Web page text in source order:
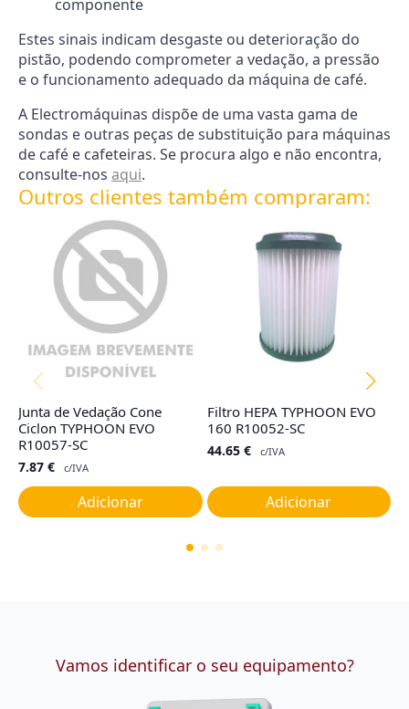
componente
Estes sinais indicam desgaste ou deterioração do
pistão, podendo comprometer a vedação, a pressão
e o funcionamento adequado da máquina de café.
A Electromáquinas dispõe de uma vasta gama de
sondas e outras peças de substituição para máquinas
de café e cafeteiras. Se procura algo e não encontra,
consulte-nos aqui.
Outros clientes também compraram:
Junta de Vedação Cone
Ciclon TYPHOON EVO
R10057-SC
7.87 € c/IVA
Adicionar
Filtro HEPA TYPHOON EVO
160 R10052-SC
44.65 € c/IVA
Adicionar
Vamos identificar o seu equipamento?